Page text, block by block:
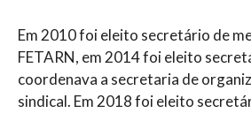
Em 2010 foi eleito secretário de
FETARN, em 2014 foi eleito
coordenava a secretaria de
sindical. Em 2018 foi eleito